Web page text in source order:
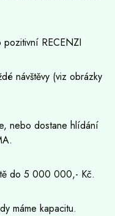
pozitivní RECENZI
návštěvy (viz obrázky
nebo dostane hlídání
do 5 000 000,- Kč.
máme kapacitu.